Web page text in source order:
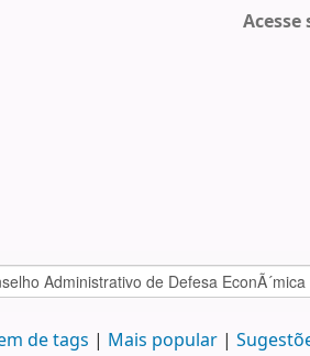
de tags Mais popular